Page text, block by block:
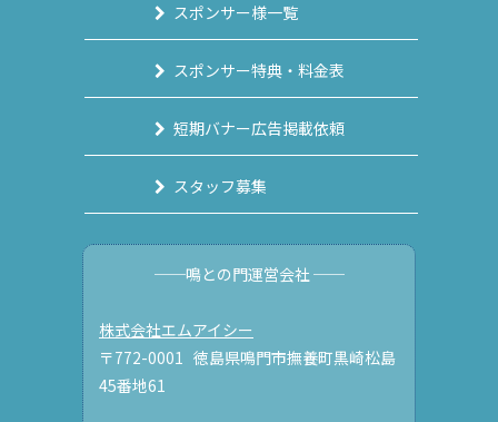
スポンサー様一覧
スポンサー特典・料金表
短期バナー広告掲載依頼
スタッフ募集
──鳴との門運営会社 ──
株式会社エムアイシー
〒772-0001 徳島県鳴門市撫養町黒崎松島
45番地61